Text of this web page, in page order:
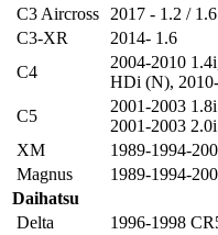
C3 Aircross
2017 - 1.2 / 1.6
C3-XR
2014- 1.6
C4
2004-2010 1.4i
HDi (N),
C5
2001-2003
2001-2003
XM
1989-1994-
Magnus
1989-1994-
Daihatsu
Delta
1996-1998